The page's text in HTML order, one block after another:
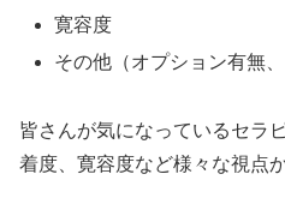
寛容度
その他（オプション有無
皆さんが気になっているセラ
着度、寛容度など様々な視点